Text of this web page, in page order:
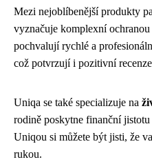
Mezi nejoblíbenější produkty
vyznačuje komplexní ochranou
pochvalují rychlé a
což potvrzují i pozitivní
Uniqa se také specializuje na
rodině poskytne finanční
Uniqou si můžete být jisti, že
rukou.